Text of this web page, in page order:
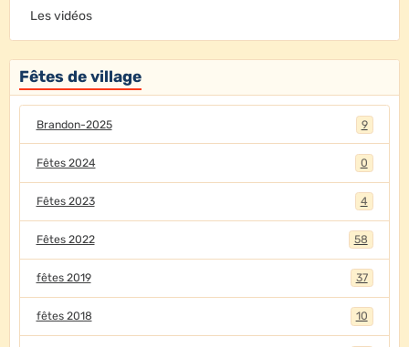
Les vidéos
Fêtes de village
Brandon-2025 9
Fêtes 2024 0
Fêtes 2023 4
Fêtes 2022 58
fêtes 2019 37
fêtes 2018 10